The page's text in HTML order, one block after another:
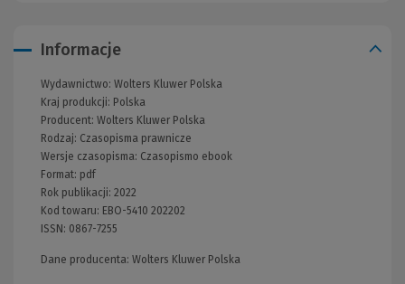
Informacje
Wydawnictwo: Wolters Kluwer Polska
Kraj produkcji: Polska
Producent: Wolters Kluwer Polska
Rodzaj: Czasopisma prawnicze
Wersje czasopisma: Czasopismo ebook
Format: pdf
Rok publikacji: 2022
Kod towaru: EBO-5410 202202
ISSN: 0867-7255
Dane producenta: Wolters Kluwer Polska